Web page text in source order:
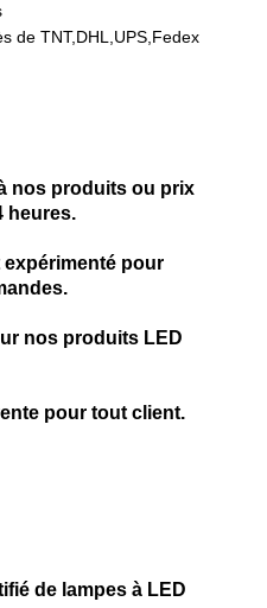
de TNT,DHL,UPS,Fedex
nos produits ou prix
heures.
expérimenté pour
nos produits LED
pour tout client.
de lampes à LED